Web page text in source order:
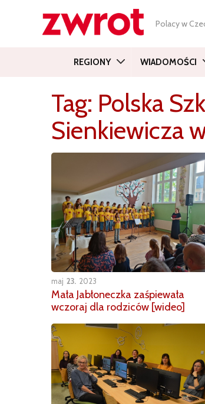
Polacy w
REGIONY WIADOMOŚCI
Tag: Polska
Sienkiewicza
maj 23 2023
Mała Jabłoneczka zaśpiewała
wczoraj dla rodziców [wideo]